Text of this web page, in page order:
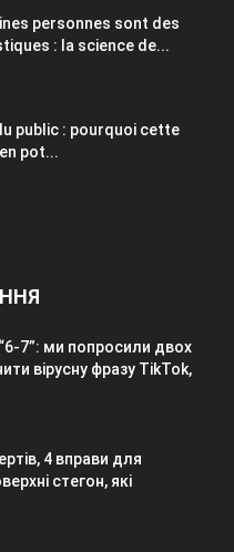
personnes sont des
: la science de...
public : pourquoi cette
pot...
7”: ми попросили двох
вірусну фразу TikTok,
4 вправи для
стегон, які